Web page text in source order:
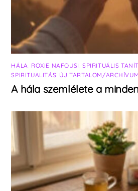
HÁLA ROXIE NAFOUSI SPIRITUÁLIS
SPIRITUALITÁS ÚJ TARTALOM/ARCHÍVUM
A hála szemlélete a